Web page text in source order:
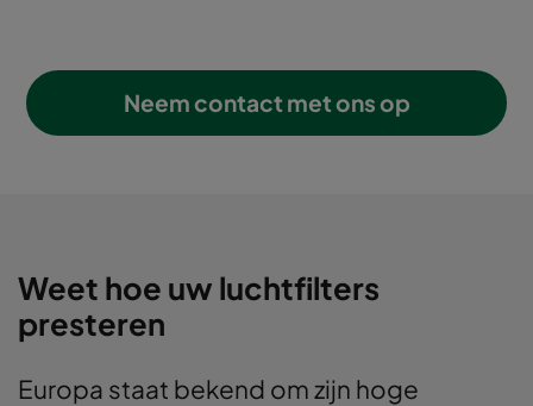
Neem contact met ons op
Weet hoe uw luchtfilters
presteren
Europa staat bekend om zijn hoge